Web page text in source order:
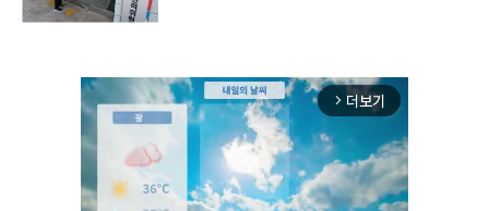
arrow_forward_ios 더보기